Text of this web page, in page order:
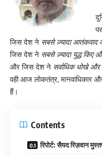
जिस देश ने सबसे ज़्यादा आतंकवाद
जिस देश ने सबसे ज़्यादा युद्ध किए
और जिस देश ने सर्वाधिक धोखे
वही आज लोकतंत्र, मानवाधिकार
हैं।
Contents
रिपोर्ट: सैयद रिज़वान